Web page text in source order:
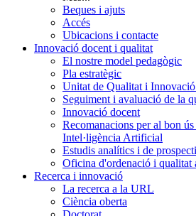
Beques i ajuts
Accés
Ubicacions i contacte
Innovació docent i qualitat
El nostre model pedagògic
Pla estratègic
Unitat de Qualitat i
Seguiment i avaluació de la
Innovació docent
Recomanacions per al bon ús
Intel·ligència Artificial
Estudis analítics i de
Oficina d'ordenació i qualitat
Recerca i innovació
La recerca a la URL
Ciència oberta